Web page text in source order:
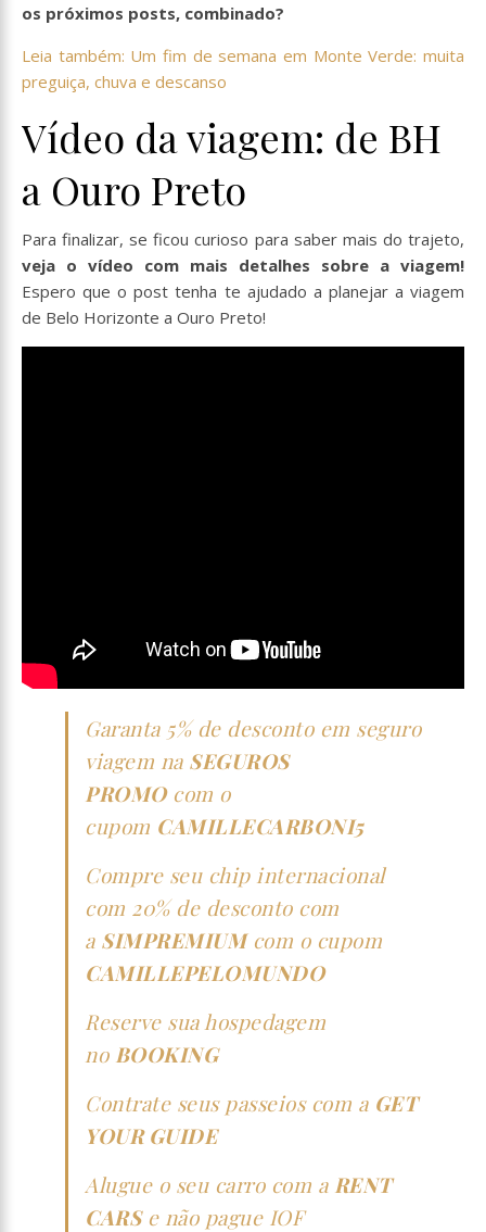
os próximos posts, combinado?
Leia também: Um fim de semana em Monte Verde: muita
preguiça, chuva e descanso
Vídeo da viagem: de BH
a Ouro Preto
Para finalizar, se ficou curioso para saber mais do trajeto,
veja o vídeo com mais detalhes sobre a viagem!
Espero que o post tenha te ajudado a planejar a viagem
de Belo Horizonte a Ouro Preto!
Garanta 5% de desconto em seguro
viagem na SEGUROS
PROMOcom o
cupom CAMILLECARBONI5
Compre seu chip internacional
com 20% de desconto com
a SIMPREMIUMcom o cupom
CAMILLEPELOMUNDO
Reserve sua hospedagem
no BOOKING
Contrate seus passeios com a GET
YOUR GUIDE
Alugue o seu carro com a RENT
CARSe não pague IOF